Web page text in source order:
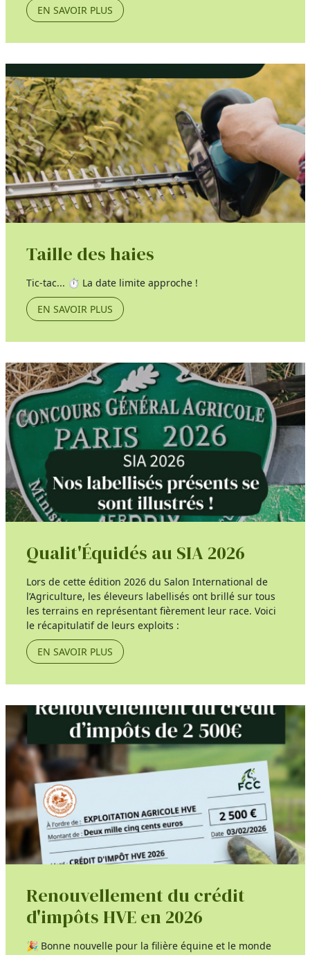
EN SAVOIR PLUS
Taille des haies
Tic-tac... ⏱️ La date limite approche !
EN SAVOIR PLUS
Qualit'Équidés au SIA 2026
Lors de cette édition 2026 du Salon International de
l’Agriculture, les éleveurs labellisés ont brillé sur tous
les terrains en représentant fièrement leur race. Voici
le récapitulatif de leurs exploits :
EN SAVOIR PLUS
Renouvellement du crédit
d'impôts HVE en 2026
🎉 Bonne nouvelle pour la filière équine et le monde